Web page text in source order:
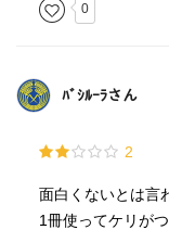
0
ﾊﾞｼﾙｰﾗさん
2
面白くないとは言
1冊使ってケリが